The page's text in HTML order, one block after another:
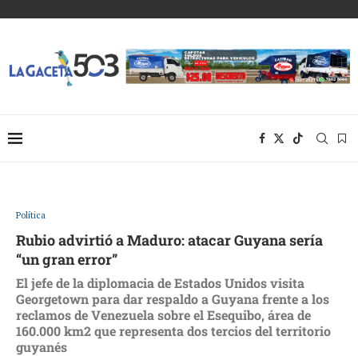
Política
Rubio advirtió a Maduro: atacar Guyana sería
“un gran error”
El jefe de la diplomacia de Estados Unidos visita
Georgetown para dar respaldo a Guyana frente a los
reclamos de Venezuela sobre el Esequibo, área de
160.000 km2 que representa dos tercios del territorio
guyanés